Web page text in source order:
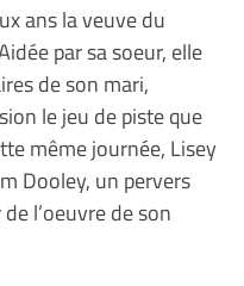
ans la veuve du
par sa soeur, elle
de son mari,
le jeu de piste que
même journée, Lisey
Dooley, un pervers
l’oeuvre de son